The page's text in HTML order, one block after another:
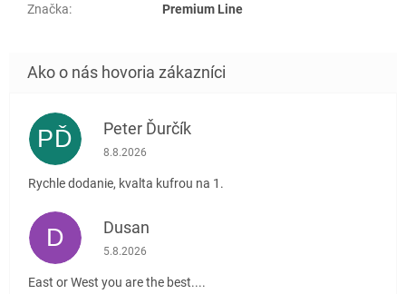
Značka: Premium Line
PĎ Peter Ďurčík
Hodnotenie obchodu je 5 z 5 hviezdičiek.
8.8.2026
Rychle dodanie, kvalta kufrou na 1.
D Dusan
Hodnotenie obchodu je 5 z 5 hviezdičiek.
5.8.2026
East or West you are the best....